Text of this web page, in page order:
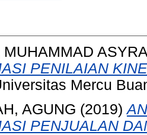
MUHAMMAD
PENILAIAN
Mercu
AGUNG (2019)
PENJUALAN